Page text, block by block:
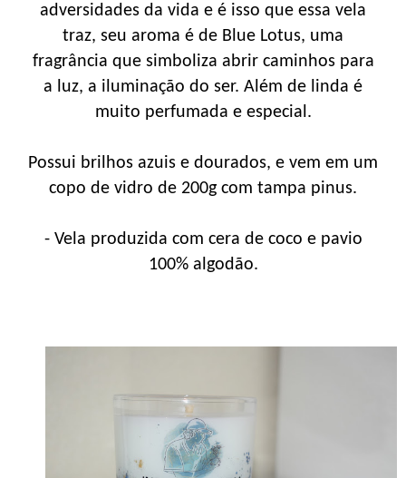
adversidades da vida e é isso que essa vela
traz, seu aroma é de Blue Lotus, uma
fragrância que simboliza abrir caminhos para
a luz, a iluminação do ser. Além de linda é
muito perfumada e especial.
Possui brilhos azuis e dourados, e vem em um
copo de vidro de 200g com tampa pinus.
- Vela produzida com cera de coco e pavio
100% algodão.